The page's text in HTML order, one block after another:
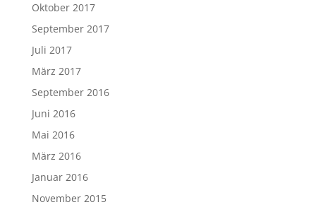
Oktober 2017
September 2017
Juli 2017
März 2017
September 2016
Juni 2016
Mai 2016
März 2016
Januar 2016
November 2015